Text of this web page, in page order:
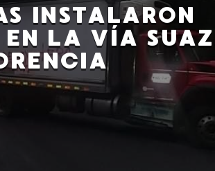
INSTALARON
EN LA VÍA